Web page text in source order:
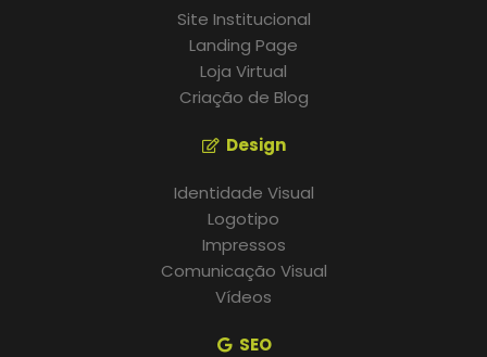
Site Institucional
Landing Page
Loja Virtual
Criação de Blog
Design
Identidade Visual
Logotipo
Impressos
Comunicação Visual
Vídeos
SEO